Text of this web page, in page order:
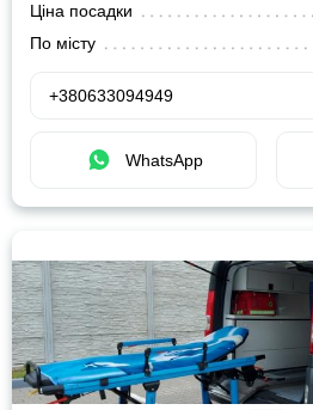
Ціна посадки
По місту
+380633094949
WhatsApp